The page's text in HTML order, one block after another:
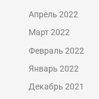
Апрель 2022
Март 2022
Февраль 2022
Январь 2022
Декабрь 2021